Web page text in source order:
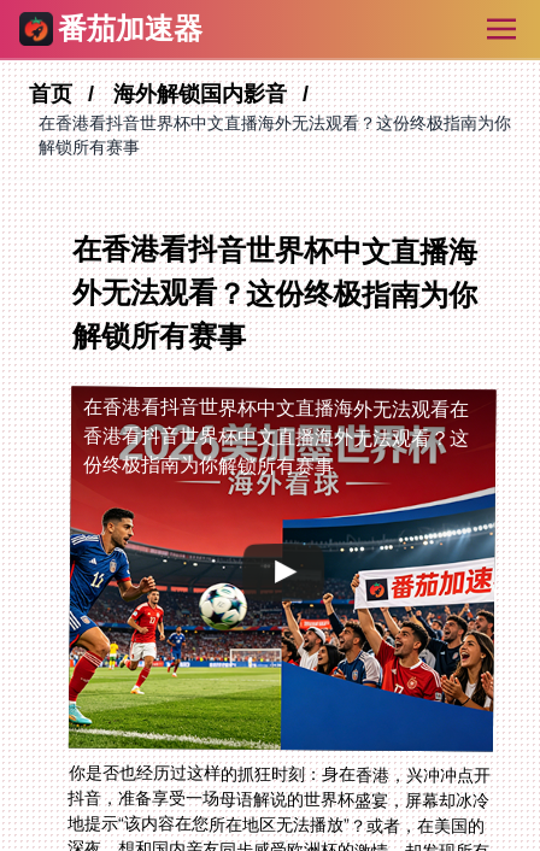
番茄加速器
首页 海外解锁国内影音
在香港看抖音世界杯中文直播海外无法观看？这份终极指南为你
解锁所有赛事
在香港看抖音世界杯中文直播海
外无法观看？这份终极指南为你
解锁所有赛事
在香港看抖音世界杯中文直播海外无法观看在
香港看抖音世界杯中文直播海外无法观看？这
份终极指南为你解锁所有赛事
你是否也经历过这样的抓狂时刻：身在香港，兴冲冲点开
抖音，准备享受一场母语解说的世界杯盛宴，屏幕却冰冷
地提示“该内容在您所在地区无法播放”？或者，在美国的
深夜，想和国内亲友同步感受欧洲杯的激情，却发现所有
主流直播平台都将你拒之门外，屏幕上写着“直播仅限中
国大陆地区”。在海外怎么看欧洲杯、NBA或任何一场中
文解说的体育赛事，这几乎是所有留学生、海外工作者和
华人共同的技术难题。问题的根源在于“地区版权限制”，
平台通过IP地址识别你的位置。别担心，这篇文章将为你
彻底拆解这个困局，核心解决方案就是选择一款靠谱的回
国加速器，让你无论身处何地，都能无缝接入国内的直播